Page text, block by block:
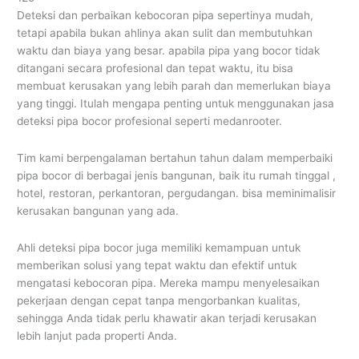
Deteksi dan perbaikan kebocoran pipa sepertinya mudah,
tetapi apabila bukan ahlinya akan sulit dan membutuhkan
waktu dan biaya yang besar. apabila pipa yang bocor tidak
ditangani secara profesional dan tepat waktu, itu bisa
membuat kerusakan yang lebih parah dan memerlukan biaya
yang tinggi. Itulah mengapa penting untuk menggunakan jasa
deteksi pipa bocor profesional seperti medanrooter.
Tim kami berpengalaman bertahun tahun dalam memperbaiki
pipa bocor di berbagai jenis bangunan, baik itu rumah tinggal ,
hotel, restoran, perkantoran, pergudangan. bisa meminimalisir
kerusakan bangunan yang ada.
Ahli deteksi pipa bocor juga memiliki kemampuan untuk
memberikan solusi yang tepat waktu dan efektif untuk
mengatasi kebocoran pipa. Mereka mampu menyelesaikan
pekerjaan dengan cepat tanpa mengorbankan kualitas,
sehingga Anda tidak perlu khawatir akan terjadi kerusakan
lebih lanjut pada properti Anda.